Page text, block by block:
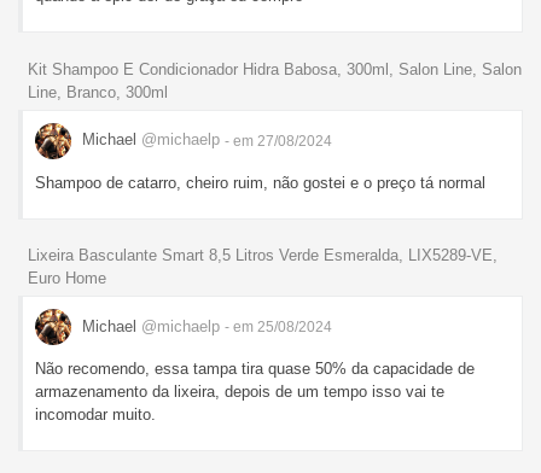
Kit Shampoo E Condicionador Hidra Babosa, 300ml, Salon Line, Salon
Line, Branco, 300ml
Michael @michaelp - em 27/08/2024
Shampoo de catarro, cheiro ruim, não gostei e o preço tá normal
Lixeira Basculante Smart 8,5 Litros Verde Esmeralda, LIX5289-VE,
Euro Home
Michael @michaelp - em 25/08/2024
Não recomendo, essa tampa tira quase 50% da capacidade de
armazenamento da lixeira, depois de um tempo isso vai te
incomodar muito.